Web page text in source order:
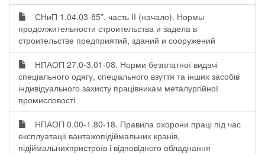
СНиП 1.04.03-85*. часть II (начало). Нормы
продолжительности строительства и задела в
строительстве предприятий, зданий и сооружений
НПАОП 27.0-3.01-08. Норми безплатної видачі
спеціального одягу, спеціального взуття та інших засобів
індивідуального захисту працівникам металургійної
промисловості
НПАОП 0.00-1.80-18. Правила охорони праці під час
експлуатації вантажопідіймальних кранів,
підіймальнихпристроїв і відповідного обладнання